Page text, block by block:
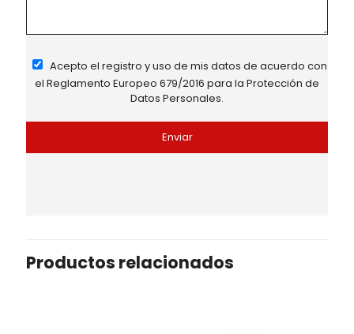
Acepto el registro y uso de mis datos de acuerdo con
el Reglamento Europeo 679/2016 para la Protección de
Datos Personales.
Productos relacionados